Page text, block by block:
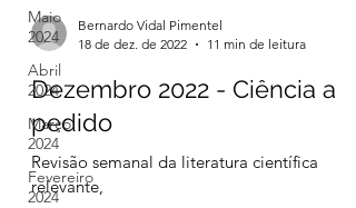
Maio
2024
Abril
2024
Março
2024
Fevereiro
2024
18 de dez. de 2022
11 min de leitura
Dezembro 2022 - Ciência a
pedido
Revisão semanal da literatura científica